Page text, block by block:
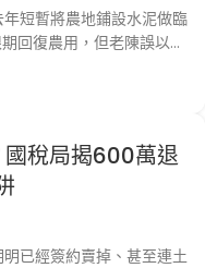
短暫將農地鋪設水泥做臨
回復農用，但老陳誤以...
稅局揭600萬退
已經簽約賣掉、甚至連土